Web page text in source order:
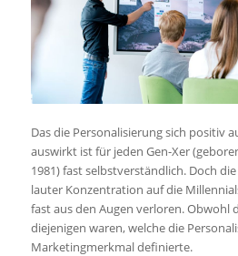
Das die Personalisierung sich positiv
auswirkt ist für jeden Gen-Xer
1981) fast selbstverständlich. Doch
lauter Konzentration auf die
fast aus den Augen verloren. Obwohl
diejenigen waren, welche die
Marketingmerkmal definierte.